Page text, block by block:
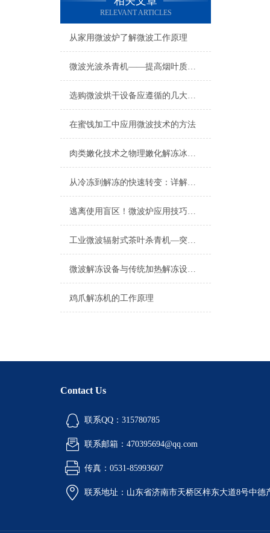
RELEVANT ARTICLES
从家用微波炉了解微波工作原理
微波光波杀青机——提高烟叶质量的利器
选购微波烘干设备应遵循的几大要点知识
在蜜饯加工中应用微波技术的方法
肉类嫩化技术之物理嫩化解冻冰鲜肉
从冷冻到解冻的快速转变：详解微波果酱解冻机的操作原理与优势
逃离使用盲区！微波炉应用技巧大全
工业微波辐射式茶叶杀青机—突破国内传统茶叶杀青技术革新发展的新格局
微波解冻设备与传统加热解冻设备有什么不同？
鸡爪解冻机的工作原理
Contact Us
联系QQ：315780785
联系邮箱：470395694@qq.com
传真：0531-85993607
联系地址：山东省济南市天桥区梓东大道8号中德